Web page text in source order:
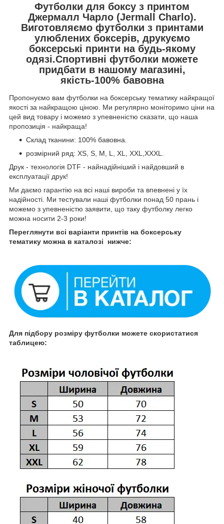
Футболки для боксу з принтом
Джермалл Чарло (Jermall Charlo).
Виготовляємо футболки з принтами
улюблених боксерів, друкуємо
боксерські принти на будь-якому
одязі.Спортивні футболки можете
придбати в нашому магазині,
якість-100% бавовна
Пропонуємо вам футболки на боксерську тематику найкращої
якості за найкращою ціною. Ми регулярно моніторимо ціни на
цей вид товару і можемо з упевненістю сказати, що наша
пропозиція - найкраща!
Склад тканини: 100% бавовна.
розмірний ряд: XS, S, M, L, XL, XXL,XXXL.
Друк - технологія DTF - найнадійніший і найдовший в
експлуатації друк!
Ми даємо гарантію на всі наші вироби та впевнені у їх
надійності. Ми тестували наші футболки понад 50 прань і
можемо з упевненістю заявити, що таку футболку легко
можна носити 2-3 роки!
Переглянути всі варіанти принтів на боксерську
тематику можна в каталозі нижче:
Для підбору розміру футболки можете скористатися
таблицею: